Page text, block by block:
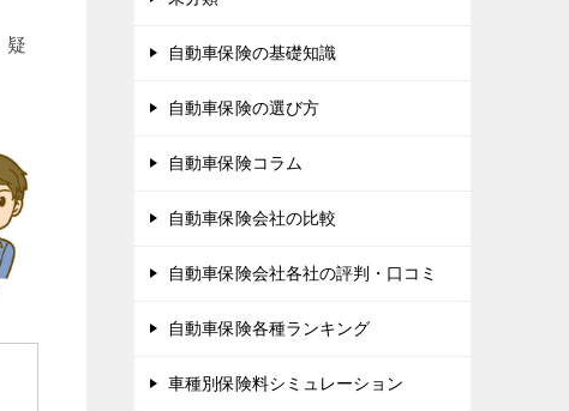
疑
自動車保険の基礎知識
自動車保険の選び方
自動車保険コラム
自動車保険会社の比較
自動車保険会社各社の評判・口コミ
自動車保険各種ランキング
車種別保険料シミュレーション